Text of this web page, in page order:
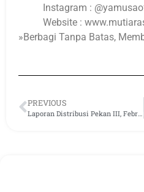
Instagram :
Website :
»Berbagi Tanpa Batas,
PREVIOUS